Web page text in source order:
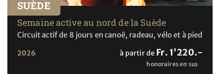
SUÈDE
Semaine active au nord de la Suède
Circuit actif de 8 jours en canoë, radeau, vélo et à pied
2026 à partir de Fr. 1'220.-
honoraires en sus